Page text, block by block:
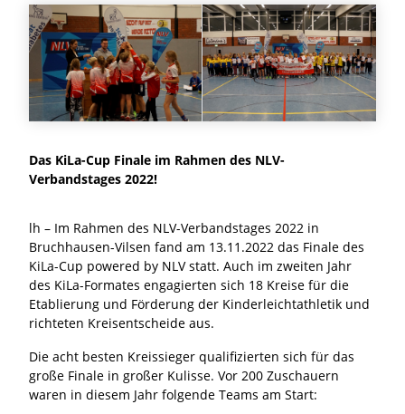
Das KiLa-Cup Finale im Rahmen des NLV-
Verbandstages 2022!
lh – Im Rahmen des NLV-Verbandstages 2022 in
Bruchhausen-Vilsen fand am 13.11.2022 das Finale des
KiLa-Cup powered by NLV statt. Auch im zweiten Jahr
des KiLa-Formates engagierten sich 18 Kreise für die
Etablierung und Förderung der Kinderleichtathletik und
richteten Kreisentscheide aus.
Die acht besten Kreissieger qualifizierten sich für das
große Finale in großer Kulisse. Vor 200 Zuschauern
waren in diesem Jahr folgende Teams am Start: